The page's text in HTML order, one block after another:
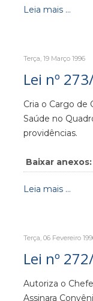
Leia mais ...
Terça, 19 Março 1996
Lei nº
Cria o Cargo
Saúde no
providências.
Baixar anexos:
Leia mais ...
Terça, 06 Fevereiro
Lei nº
Autoriza o
Assinara